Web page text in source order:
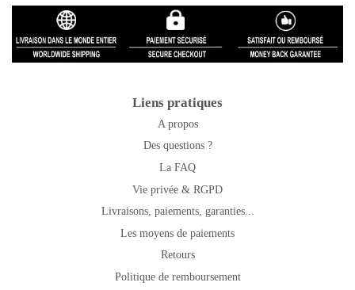
Liens pratiques
A propos
Des questions ?
La FAQ
Vie privée & RGPD
Livraisons, paiements, garanties...
Les moyens de paiements
Retours
Politique de remboursement